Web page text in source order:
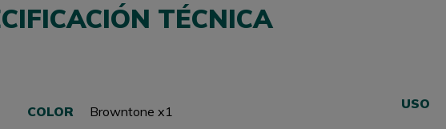
TÉCNICA
COLOR Browntone x1 USO